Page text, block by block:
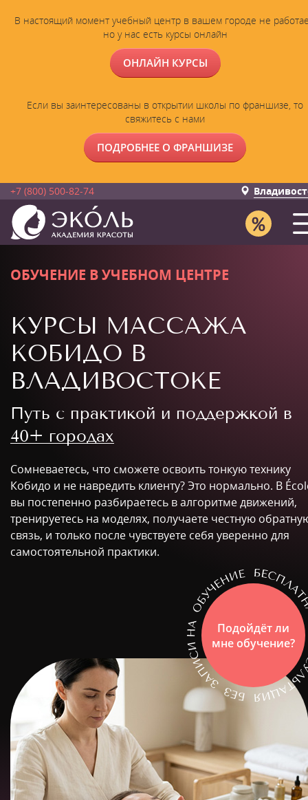
В настоящий момент учебный центр в вашем городе не
но у нас есть курсы онлайн
ОНЛАЙН КУРСЫ
Если вы заинтересованы в открытии школы по франшизе, то
свяжитесь с нами
ПОДРОБНЕЕ О ФРАНШИЗЕ
+7 (800) 500-82-74
ОБУЧЕНИЕ В УЧЕБНОМ ЦЕНТРЕ
КУРСЫ МАССАЖА
КОБИДО В
ВЛАДИВОСТОКЕ
Путь с практикой и поддержкой в
40+ городах
Сомневаетесь, что сможете освоить тонкую технику
Кобидо и не навредить клиенту? Это нормально. В
вы постепенно разбираетесь в алгоритме движений,
тренируетесь на моделях, получаете честную
связь, и только после чувствуете себя уверенно для
самостоятельной практики.
Подойдёт ли
мне обучение?